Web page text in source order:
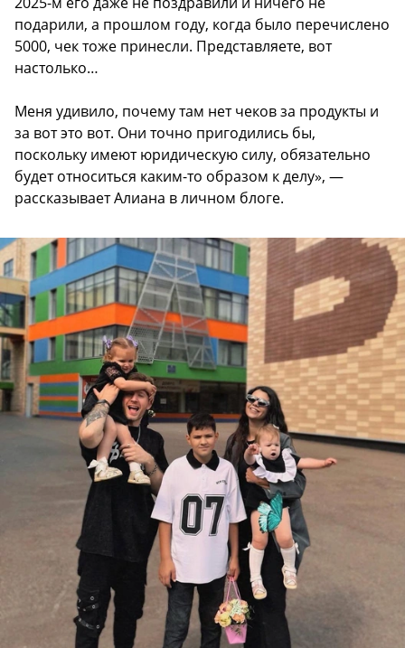
подарили, а прошлом году, когда было перечислено
5000, чек тоже принесли. Представляете, вот
настолько…
Меня удивило, почему там нет чеков за продукты и
за вот это вот. Они точно пригодились бы,
поскольку имеют юридическую силу, обязательно
будет относиться каким-то образом к делу», —
рассказывает Алиана в личном блоге.